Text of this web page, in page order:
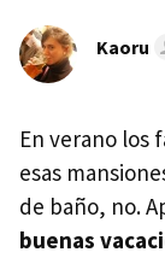
Kaoru
En verano los
esas
de baño, no.
buenas